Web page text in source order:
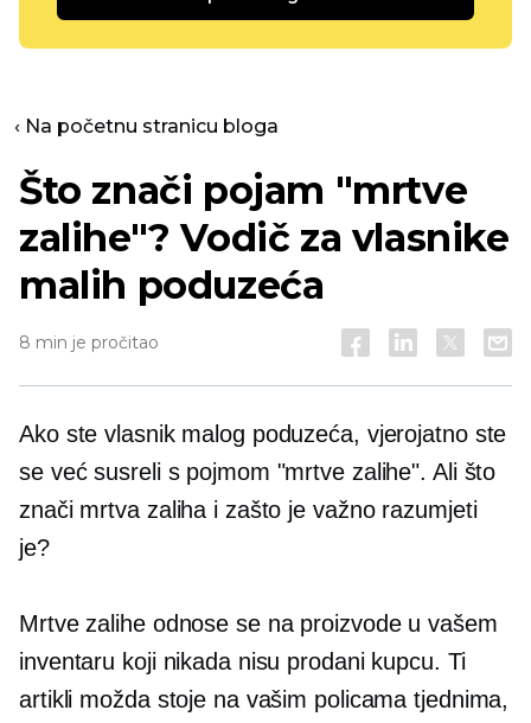
‹ Na početnu stranicu bloga
Što znači pojam "mrtve
zalihe"? Vodič za vlasnike
malih poduzeća
8 min je pročitao
Ako ste vlasnik malog poduzeća, vjerojatno ste
se već susreli s pojmom "mrtve zalihe". Ali što
znači mrtva zaliha i zašto je važno razumjeti
je?
Mrtve zalihe odnose se na proizvode u vašem
inventaru koji nikada nisu prodani kupcu. Ti
artikli možda stoje na vašim policama tjednima,